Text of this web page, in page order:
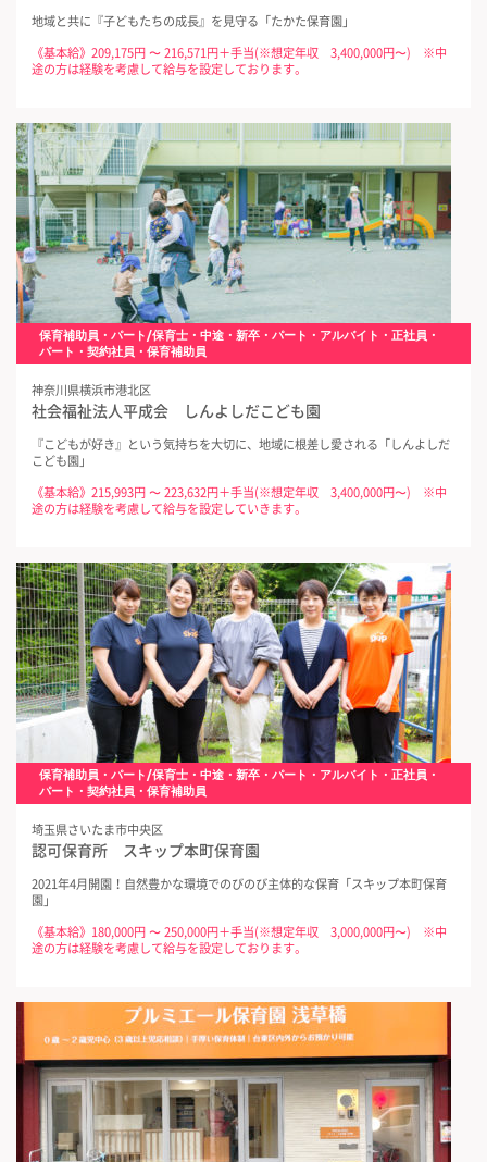
地域と共に『子どもたちの成長』を見守る「たかた保育園」
《基本給》209,175円 〜 216,571円＋手当(※想定年収 3,400,000円〜) ※中
途の方は経験を考慮して給与を設定しております。
保育補助員・パート/保育士・中途・新卒・パート・アルバイト・正社員・
パート・契約社員・保育補助員
神奈川県横浜市港北区
社会福祉法人平成会 しんよしだこども園
『こどもが好き』という気持ちを大切に、地域に根差し愛される「しんよしだ
こども園」
《基本給》215,993円 〜 223,632円＋手当(※想定年収 3,400,000円〜) ※中
途の方は経験を考慮して給与を設定していきます。
保育補助員・パート/保育士・中途・新卒・パート・アルバイト・正社員・
パート・契約社員・保育補助員
埼玉県さいたま市中央区
認可保育所 スキップ本町保育園
2021年4月開園！自然豊かな環境でのびのび主体的な保育「スキップ本町保育
園」
《基本給》180,000円 〜 250,000円＋手当(※想定年収 3,000,000円〜) ※中
途の方は経験を考慮して給与を設定しております。